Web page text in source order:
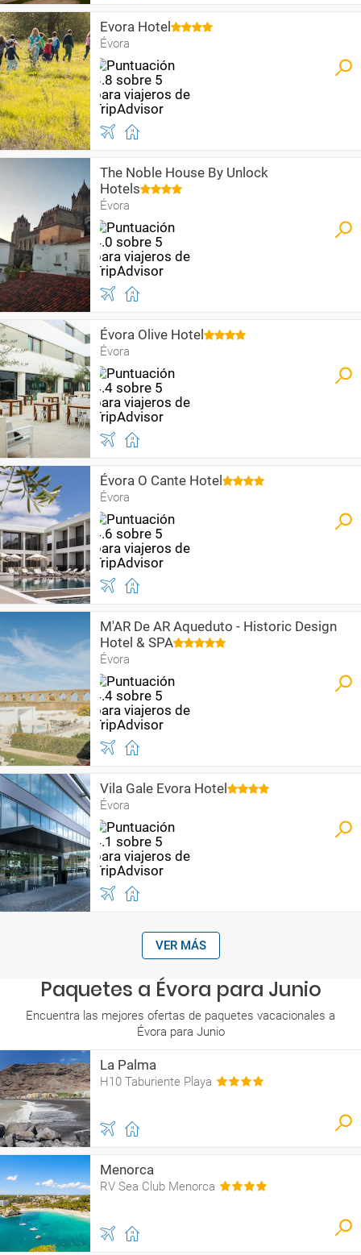
Evora Hotel
Évora
The Noble House By Unlock
Hotels
Évora
Évora Olive Hotel
Évora
Évora O Cante Hotel
Évora
M'AR De AR Aqueduto - Historic Design
Hotel & SPA
Évora
Vila Gale Evora Hotel
Évora
VER MÁS
Paquetes a Évora para Junio
Encuentra las mejores ofertas de paquetes vacacionales a
Évora para Junio
La Palma
H10 Taburiente Playa
Menorca
RV Sea Club Menorca